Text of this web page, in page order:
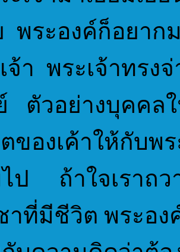
พระองค์ก็อยาก
จ้า พระเจ้าทรง
ตัวอย่างบุคคลใ
ของเค้าให้กับพ
ป ถ้าใจเราถว
าที่มีชีวิต พระอ